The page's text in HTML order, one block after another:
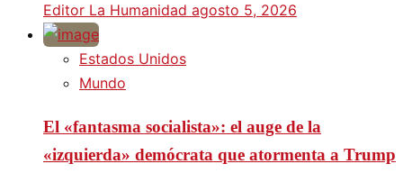
Editor La Humanidad agosto 5, 2026
Estados Unidos
Mundo
El «fantasma socialista»: el auge de la
«izquierda» demócrata que atormenta a Trump